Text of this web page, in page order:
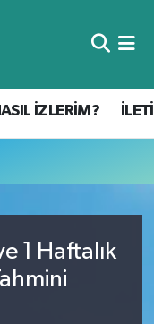
İZLERİM?
1 Haftalık